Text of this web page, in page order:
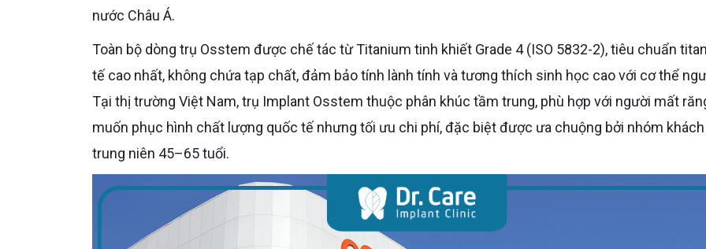
nước Châu Á.
Toàn bộ dòng trụ Osstem được chế tác từ Titanium tinh khiết Grade 4 (ISO 5832-2), tiêu chuẩn titanium y
tế cao nhất, không chứa tạp chất, đảm bảo tính lành tính và tương thích sinh học cao với cơ thể
Tại thị trường Việt Nam, trụ Implant Osstem thuộc phân khúc tầm trung, phù hợp với người mất
muốn phục hình chất lượng quốc tế nhưng tối ưu chi phí, đặc biệt được ưa chuộng bởi nhóm
trung niên 45–65 tuổi.